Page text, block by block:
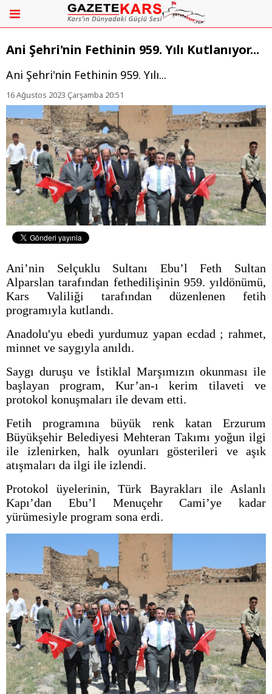
Ani Şehri'nin Fethinin 959. Yılı Kutlanıyor...
Ani Şehri'nin Fethinin 959. Yılı...
16 Ağustos 2023 Çarşamba 20:51
Ani’nin Selçuklu Sultanı Ebu’l Feth Sultan
Alparslan tarafından fethedilişinin 959. yıldönümü,
Kars Valiliği tarafından düzenlenen fetih
programıyla kutlandı.
Anadolu'yu ebedi yurdumuz yapan ecdad ; rahmet,
minnet ve saygıyla anıldı.
Saygı duruşu ve İstiklal Marşımızın okunması ile
başlayan program, Kur’an-ı kerim tilaveti ve
protokol konuşmaları ile devam etti.
Fetih programına büyük renk katan Erzurum
Büyükşehir Belediyesi Mehteran Takımı yoğun ilgi
ile izlenirken, halk oyunları gösterileri ve aşık
atışmaları da ilgi ile izlendi.
Protokol üyelerinin, Türk Bayrakları ile Aslanlı
Kapı’dan Ebu’l Menuçehr Cami’ye kadar
yürümesiyle program sona erdi.